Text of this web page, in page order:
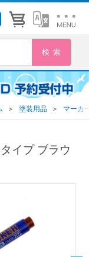
＞ 塗装用品 ＞ マーカ
イプ ブラウ